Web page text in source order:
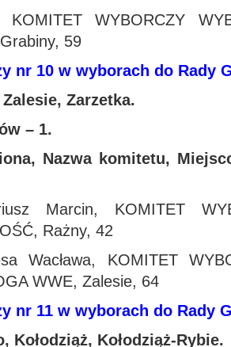
KOMITET WYBORCZY
59
nr 10 w wyborach do Rady
Zarzetka.
– 1.
Nazwa komitetu,
Marcin, KOMITET
Rażny, 42
Wacława, KOMITET
WWE, Zalesie, 64
nr 11 w wyborach do Rady
Kołodziąż, Kołodziąż‑Rybie.